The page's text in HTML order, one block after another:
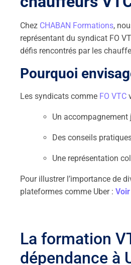
Chez CHABAN Formations,
représentant du syndicat FO
défis rencontrés par les
Pourquoi
Les syndicats comme FO VTC
Un
Des conseils
Une représentation
Pour illustrer l’importance de
plateformes comme Uber :
La formation
dépendance à